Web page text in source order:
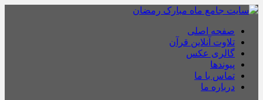
صفحه اصلی
تلاوت آنلاین قرآن
گالری عکس
پیوندها
تماس با ما
درباره ما